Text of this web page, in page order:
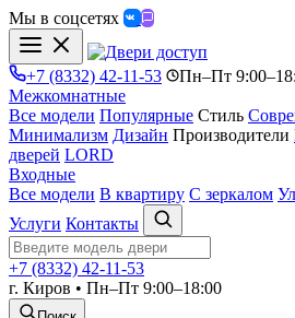
Мы в соцсетях
+7 (8332) 42-11-53
Пн–Пт
Межкомнатные
Все модели Популярные Стиль
Минимализм Дизайн Производители
дверей LORD
Входные
Все модели В квартиру С зеркалом
Услуги Контакты
+7 (8332) 42-11-53
г. Киров • Пн–Пт 9:00–18:00